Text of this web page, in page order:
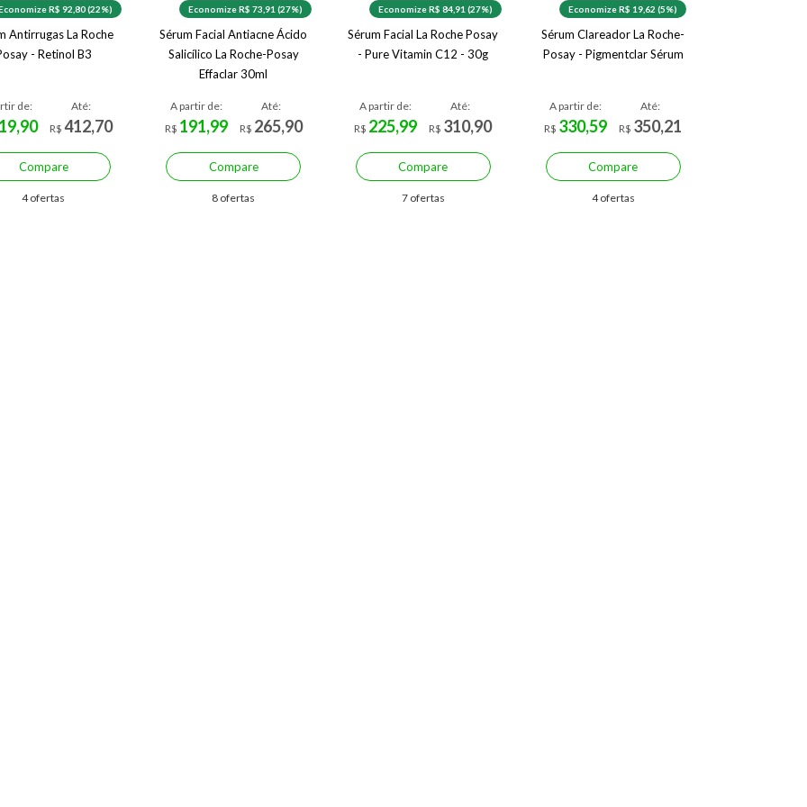
R$ 92,80 (22%)
Antirrugas La Roche
- Retinol B3
de:
Até:
R$ 412,70
Compare
4 ofertas
Economize R$ 73,91 (27%)
Sérum Facial Antiacne Ácido
Salicílico La Roche-Posay
Effaclar 30ml
A partir de:
R$ 191,99
Até:
R$ 265,90
Compare
8 ofertas
Economize R$ 84,91 (27%)
Sérum Facial La Roche Posay
- Pure Vitamin C12 - 30g
A partir de:
R$ 225,99
Até:
R$ 310,90
Compare
7 ofertas
Economize R$ 19,62 (5%)
Sérum Clareador La Roche-
Posay - Pigmentclar Sérum
A partir de:
R$ 330,59
Até:
R$ 350,21
Compare
4 ofertas